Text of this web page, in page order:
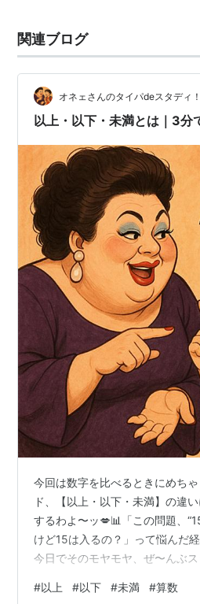
関連ブログ
オネェさんのタイパdeスタディ！
以上・以下・未満とは｜3分
今回は数字を比べるときにめち
ド、【以上・以下・未満】の違
するわよ〜ッ💋📊「この問題、
けど15は入るの？」って悩んだ
今日でそのモヤモヤ、ぜ〜んぶ
て？」「“含む”とか“含まない”っ
#以上 #以下 #未満 #算数